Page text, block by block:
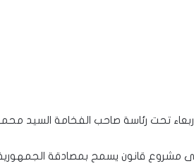
تحت رئاسة صاحب الفخامة السيد
قانون يسمح بمصادقة الجمهورية